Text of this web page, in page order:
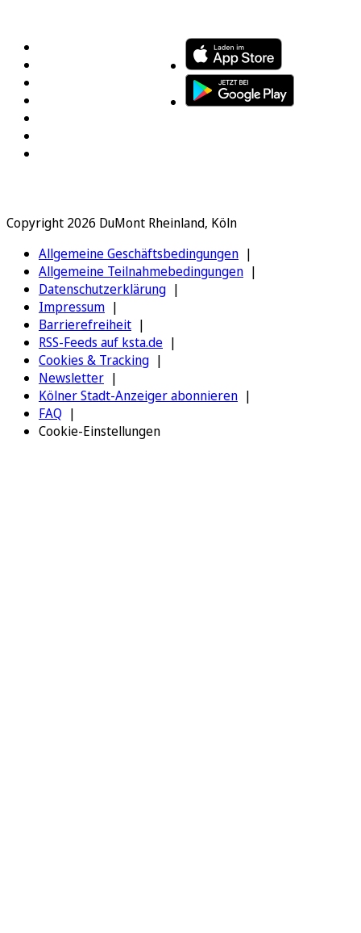
Copyright 2026 DuMont Rheinland, Köln
Allgemeine Geschäftsbedingungen
Allgemeine Teilnahmebedingungen
Datenschutzerklärung
Impressum
Barrierefreiheit
RSS-Feeds auf ksta.de
Cookies & Tracking
Newsletter
Kölner Stadt-Anzeiger abonnieren
FAQ
Cookie-Einstellungen